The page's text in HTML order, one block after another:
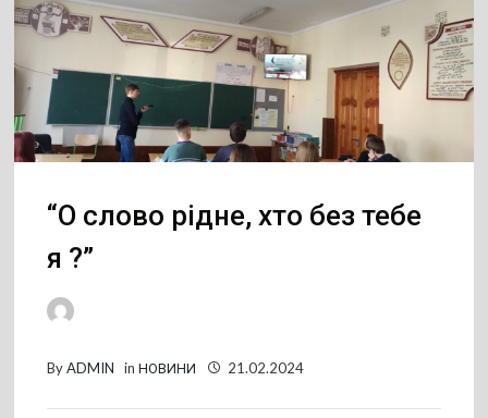
“О слово рідне, хто без тебе
я ?”
ByADMIN inНОВИНИ 21.02.2024